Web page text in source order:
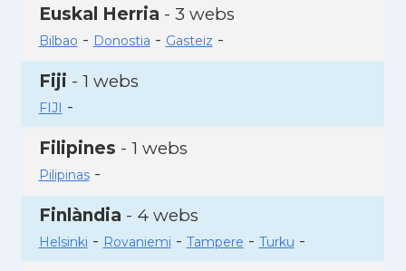
Euskal Herria - 3 webs
Bilbao - Donostia - Gasteiz -
Fiji - 1 webs
FIJI -
Filipines - 1 webs
Pilipinas-
Finlàndia - 4 webs
Helsinki - Rovaniemi - Tampere - Turku -